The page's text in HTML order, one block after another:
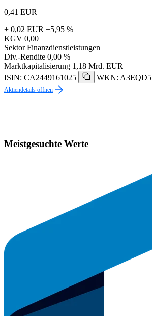
0,41 EUR
+ 0,02 EUR +5,95 %
KGV 0,00
Sektor Finanzdienstleistungen
Div.-Rendite 0,00 %
Marktkapitalisierung 1,18 Mrd. EUR
ISIN: CA2449161025
WKN: A3EQD5
Aktiendetails öffnen
Meistgesuchte Werte